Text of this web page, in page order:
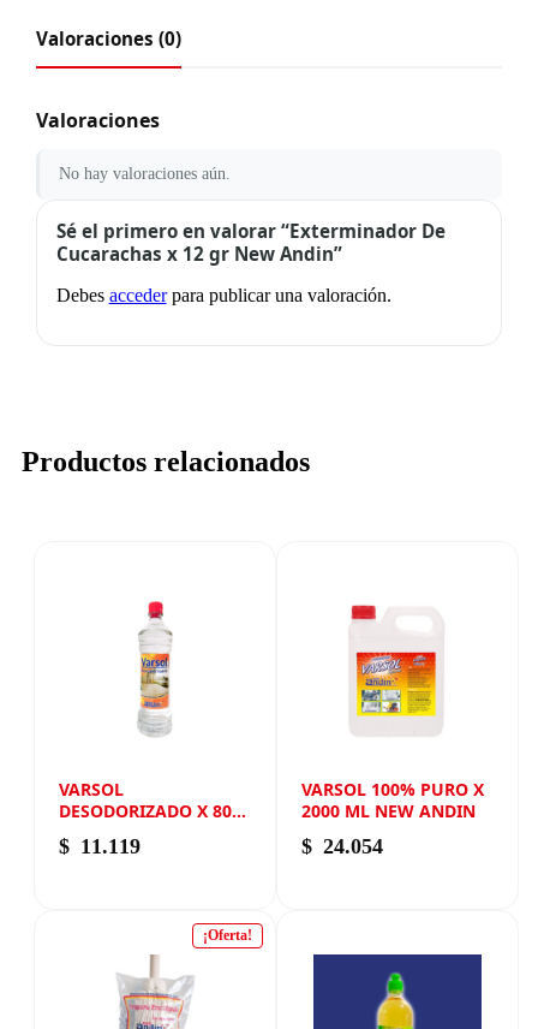
Valoraciones (0)
Valoraciones
No hay valoraciones aún.
Sé el primero en valorar “Exterminador De
Cucarachas x 12 gr New Andin”
Debes accederpara publicar una valoración.
Productos relacionados
VARSOL
DESODORIZADO X 800
ML NEW ANDIN
$ 11.119
VARSOL 100% PURO X
2000 ML NEW ANDIN
$ 24.054
¡Oferta!